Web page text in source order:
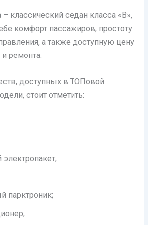
– классический седан класса «В»,
комфорт пассажиров, простоту
а также доступную цену
ремонта.
доступных в ТОПовой
стоит отметить:
парктроник;